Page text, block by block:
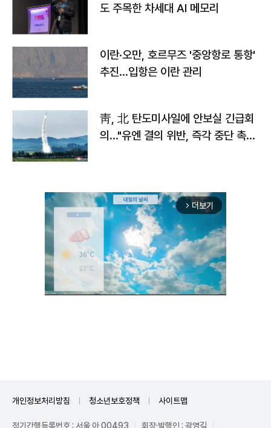
도 주목한 차세대 AI 메모리
이란·오만, 호르무즈 '중앙항로 통항'
추진…입항은 이란 관리
靑, 北 탄도미사일에 안보실 긴급회
의…"유엔 결의 위반, 즉각 중단 촉
arrow_forward_ios 더보기
개인정보처리방침 청소년보호정책 사이트맵
정기간행등록번호 : 서울 아 00493 회장·발행인 : 곽영길